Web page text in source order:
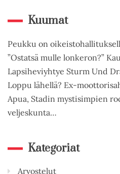
Kuumat
Peukku on
”Ostatsä mulle lonkeron?”
Lapsiheviyhtye Sturm Und
Loppu lähellä? Ex-
Apua, Stadin mystisimpien
veljeskunta…
Kategoriat
Arvostelut